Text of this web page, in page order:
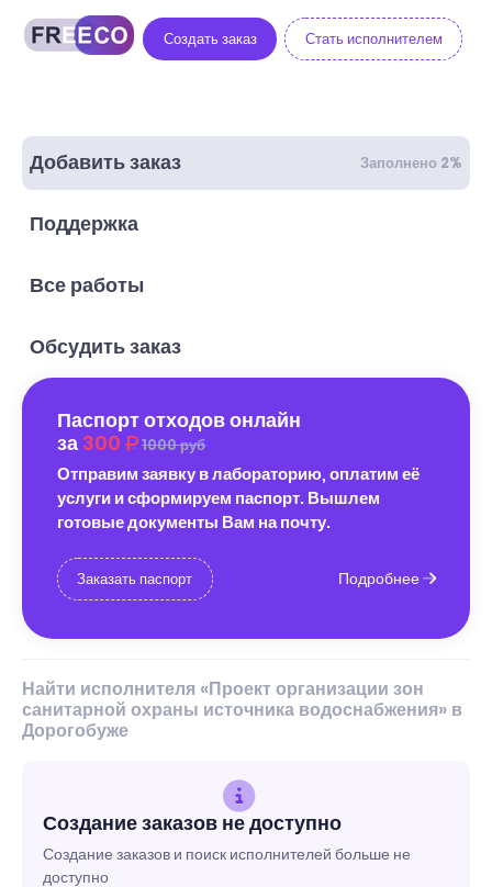
Создать заказ Стать исполнителем
Добавить заказ Заполнено 2%
Поддержка
Все работы
Обсудить заказ
Паспорт отходов онлайн
за 300 1000 руб
Отправим заявку в лабораторию, оплатим её
услуги и сформируем паспорт. Вышлем
готовые документы Вам на почту.
Заказать паспорт Подробнее
Найти исполнителя «Проект организации зон
санитарной охраны источника водоснабжения» в
Дорогобуже
Создание заказов не доступно
Создание заказов и поиск исполнителей больше не
доступно